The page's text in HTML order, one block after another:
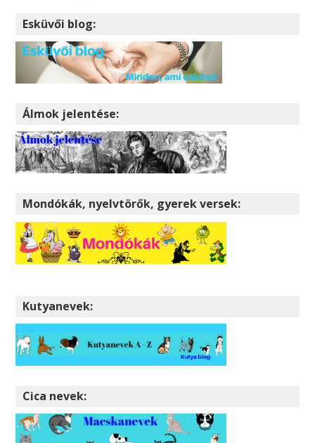
Esküvői blog:
Álmok jelentése:
Mondókák, nyelvtörők, gyerek versek:
Kutyanevek:
Cica nevek: